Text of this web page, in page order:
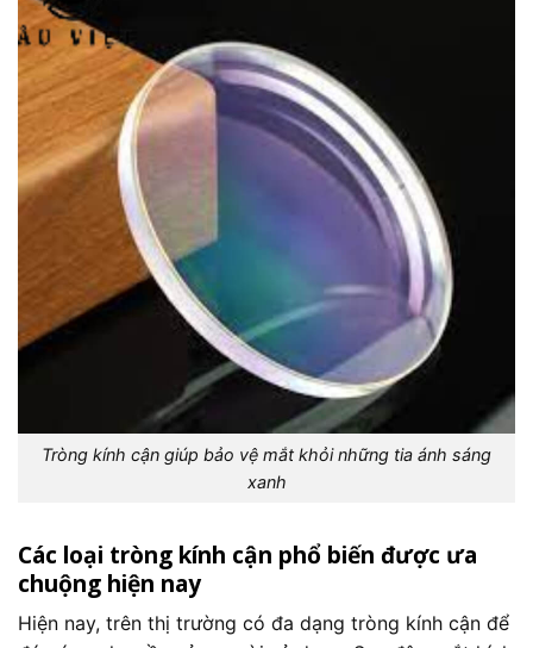
Tròng kính cận giúp bảo vệ mắt khỏi những tia ánh sáng
xanh
Các loại tròng kính cận phổ biến được ưa
chuộng hiện nay
Hiện nay, trên thị trường có đa dạng tròng kính cận để